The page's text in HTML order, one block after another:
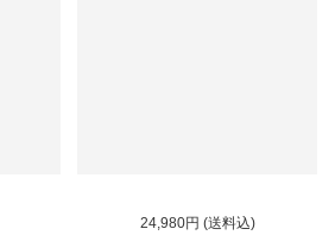
24,980円 (送料込)